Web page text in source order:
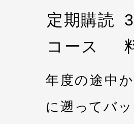
定期購読
コース
年度の途中
に遡ってバ